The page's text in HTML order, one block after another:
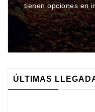
tienen opciones en
ÚLTIMAS